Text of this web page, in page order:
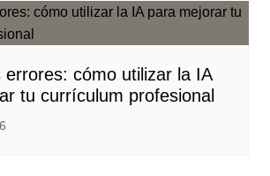
errores: cómo utilizar la IA
tu currículum profesional